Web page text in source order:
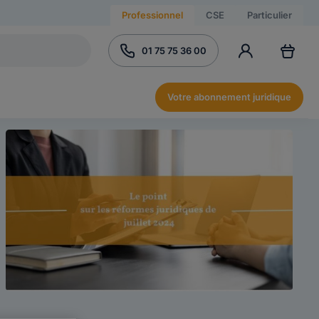
Professionnel CSE Particulier
01 75 75 36 00
Votre abonnement juridique